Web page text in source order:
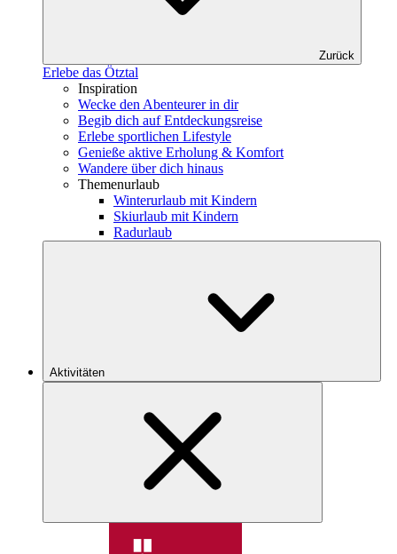
Zurück
Erlebe das Ötztal
Inspiration
Wecke den Abenteurer in dir
Begib dich auf Entdeckungsreise
Erlebe sportlichen Lifestyle
Genieße aktive Erholung & Komfort
Wandere über dich hinaus
Themenurlaub
Winterurlaub mit Kindern
Skiurlaub mit Kindern
Radurlaub
Aktivitäten